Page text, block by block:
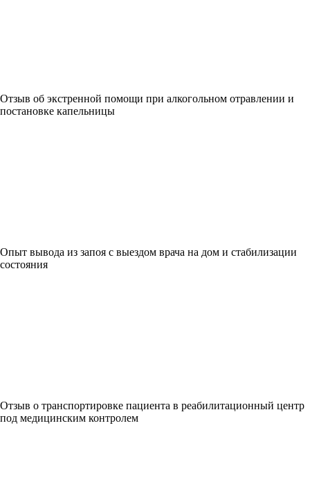
Отзыв об экстренной помощи при алкогольном отравлении и
постановке капельницы
Опыт вывода из запоя с выездом врача на дом и стабилизации
состояния
Отзыв о транспортировке пациента в реабилитационный центр
под медицинским контролем